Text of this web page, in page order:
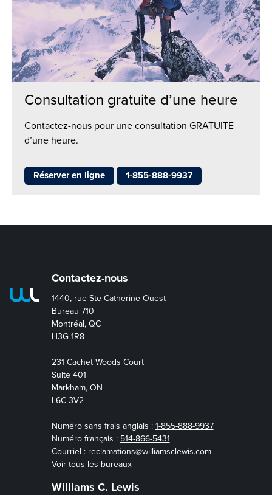
Consultation gratuite d’une heure
Contactez-nous pour une consultation GRATUITE
d’une heure.
Réserver en ligne 1-855-888-9937
Contactez-nous
1440, rue Ste-Catherine Ouest
Bureau 710
Montréal, QC
H3G 1R8
231 Cachet Woods Court
Suite 401
Markham, ON
L6C 3V2
Numéro sans frais anglais : 1-855-888-9937
Numéro français : 514-866-5431
Courriel : reclamations@williamsclewis.com
Voir tous les bureaux
Williams C. Lewis